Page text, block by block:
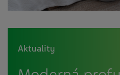
Aktuality